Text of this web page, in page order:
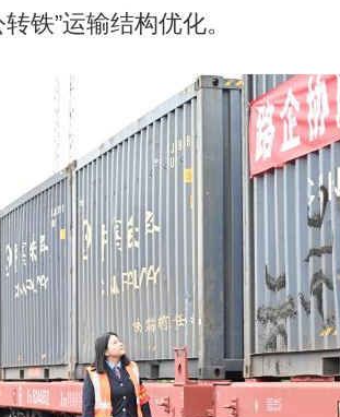
铁”运输结构优化。